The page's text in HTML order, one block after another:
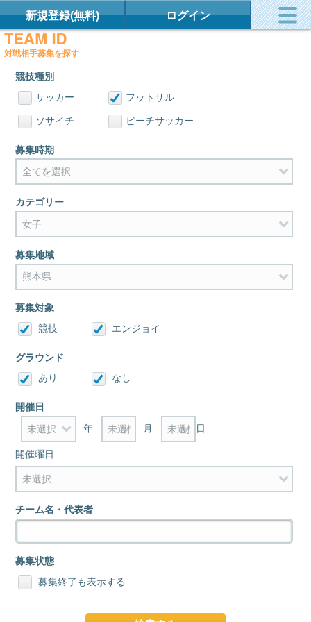
新規登録(無料) ログイン
対戦相手募集を探す
競技種別
サッカー
フットサル
ソサイチ ビーチサッカー
募集時期
カテゴリー
募集地域
募集対象
競技
エンジョイ
グラウンド
あり
なし
開催日
年
月 日
開催曜日
チーム名・代表者
募集状態
募集終了も表示する